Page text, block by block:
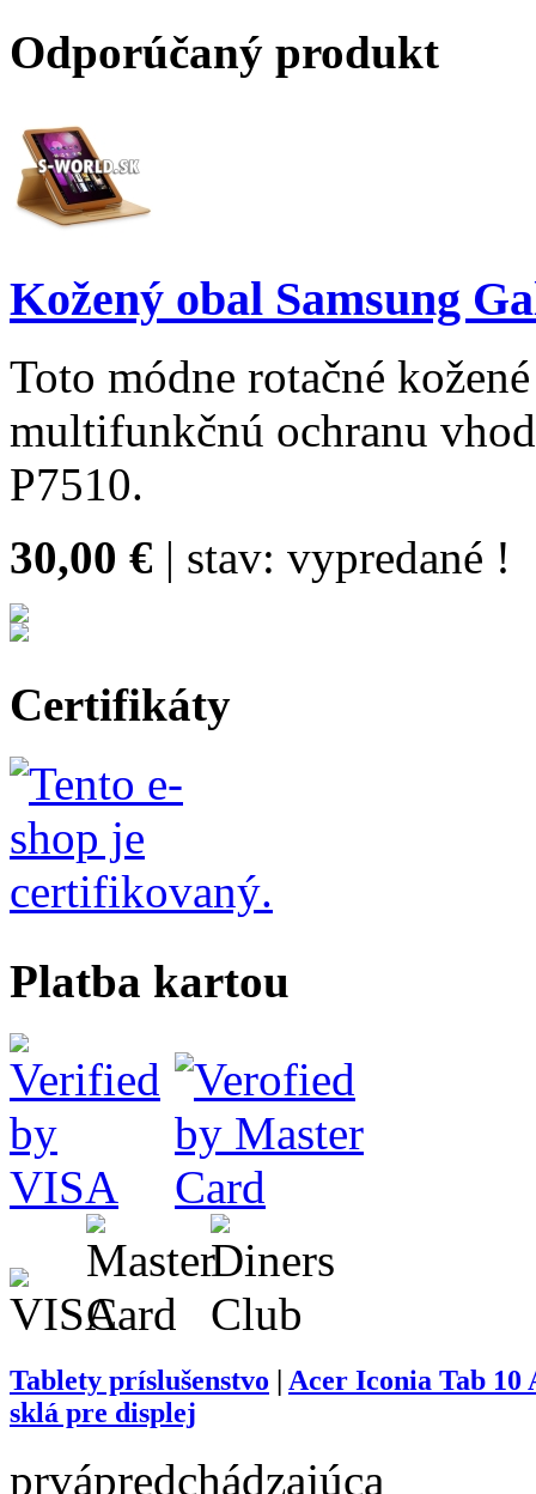
Odporúčaný produkt
Kožený obal Samsung
Toto módne rotačné
multifunkčnú ochranu
P7510.
30,00 € | stav: vypredané !
Certifikáty
Platba kartou
Tablety príslušenstvo
Acer Iconia Tab 10
sklá pre displej
prvápredchádzajúca